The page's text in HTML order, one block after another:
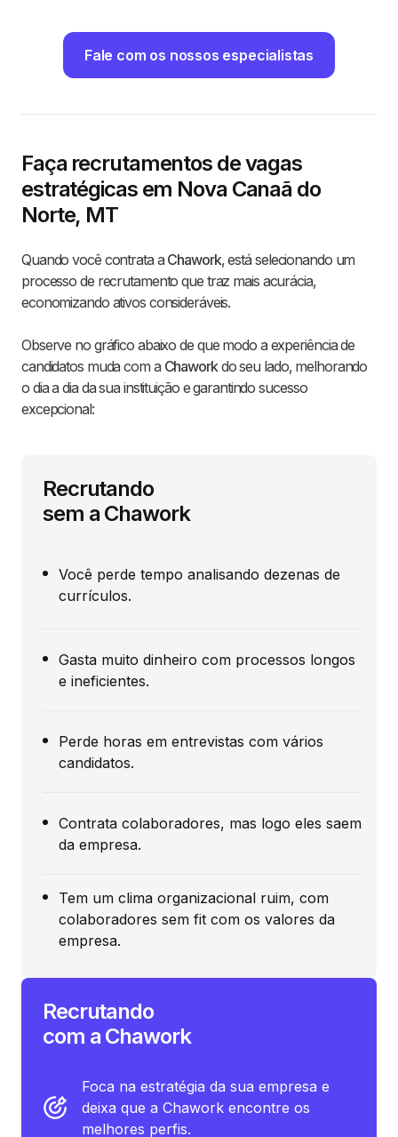
Fale com os nossos especialistas
Faça recrutamentos de vagas
estratégicas em Nova Canaã do
Norte, MT
Quando você contrata a Chawork, está selecionando um
processo de recrutamento que traz mais acurácia,
economizando ativos consideráveis.
Observe no gráfico abaixo de que modo a experiência de
candidatos muda com a Chaworkdo seu lado, melhorando
o dia a dia da sua instituição e garantindo sucesso
excepcional:
Recrutando
sem a Chawork
Você perde tempo analisando dezenas de
currículos.
Gasta muito dinheiro com processos longos
e ineficientes.
Perde horas em entrevistas com vários
candidatos.
Contrata colaboradores, mas logo eles saem
da empresa.
Tem um clima organizacional ruim, com
colaboradores sem fit com os valores da
empresa.
Recrutando
com a Chawork
Foca na estratégia da sua empresa e
deixa que a Chawork encontre os
melhores perfis.